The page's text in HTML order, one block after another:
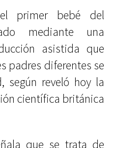
primer bebé del
mediante una
asistida que
padres diferentes se
según reveló hoy la
científica británica
que se trata de